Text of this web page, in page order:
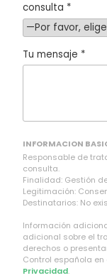
consulta *
Tu mensaje *
INFORMACION
Responsable de
consulta.
Finalidad: Gestión
Legitimación:
Destinatarios: No
Información
adicional sobre el
derechos o
Control española
Privacidad.